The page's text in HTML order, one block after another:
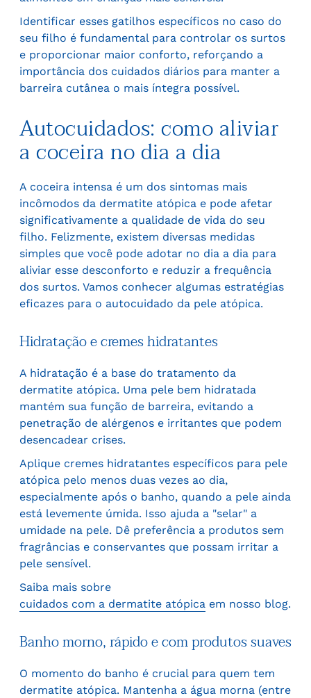
Identificar esses gatilhos específicos no caso do
seu filho é fundamental para controlar os surtos
e proporcionar maior conforto, reforçando a
importância dos cuidados diários para manter a
barreira cutânea o mais íntegra possível.
Autocuidados: como aliviar
a coceira no dia a dia
A coceira intensa é um dos sintomas mais
incômodos da dermatite atópica e pode afetar
significativamente a qualidade de vida do seu
filho. Felizmente, existem diversas medidas
simples que você pode adotar no dia a dia para
aliviar esse desconforto e reduzir a frequência
dos surtos. Vamos conhecer algumas estratégias
eficazes para o autocuidado da pele atópica.
Hidratação e cremes hidratantes
A hidratação é a base do tratamento da
dermatite atópica. Uma pele bem hidratada
mantém sua função de barreira, evitando a
penetração de alérgenos e irritantes que podem
desencadear crises.
Aplique cremes hidratantes específicos para pele
atópica pelo menos duas vezes ao dia,
especialmente após o banho, quando a pele ainda
está levemente úmida. Isso ajuda a "selar" a
umidade na pele. Dê preferência a produtos sem
fragrâncias e conservantes que possam irritar a
pele sensível.
Saiba mais sobre
cuidados com a dermatite atópica em nosso blog.
Banho morno, rápido e com produtos suaves
O momento do banho é crucial para quem tem
dermatite atópica. Mantenha a água morna (entre